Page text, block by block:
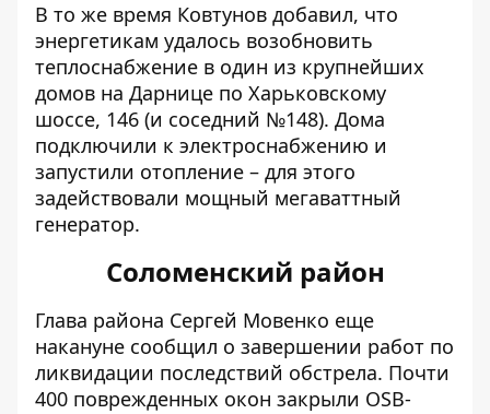
В то же время Ковтунов добавил, что
энергетикам удалось возобновить
теплоснабжение в один из крупнейших
домов на Дарнице по Харьковскому
шоссе, 146 (и соседний №148). Дома
подключили к электроснабжению и
запустили отопление – для этого
задействовали мощный мегаваттный
генератор.
Соломенский район
Глава района Сергей Мовенко еще
накануне сообщил о завершении работ по
ликвидации последствий обстрела. Почти
400 поврежденных окон закрыли OSB-